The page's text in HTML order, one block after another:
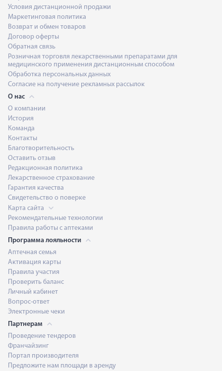
Условия дистанционной продажи
Маркетинговая политика
Возврат и обмен товаров
Договор оферты
Обратная связь
Розничная торговля лекарственными препаратами для
медицинского применения дистанционным способом
Обработка персональных данных
Согласие на получение рекламных рассылок
О нас
О компании
История
Команда
Контакты
Благотворительность
Оставить отзыв
Редакционная политика
Лекарственное страхование
Гарантия качества
Свидетельство о поверке
Карта сайта
Рекомендательные технологии
Правила работы с аптеками
Программа лояльности
Аптечная семья
Активация карты
Правила участия
Проверить баланс
Личный кабинет
Вопрос-ответ
Электронные чеки
Партнерам
Проведение тендеров
Франчайзинг
Портал производителя
Предложите нам площади в аренду